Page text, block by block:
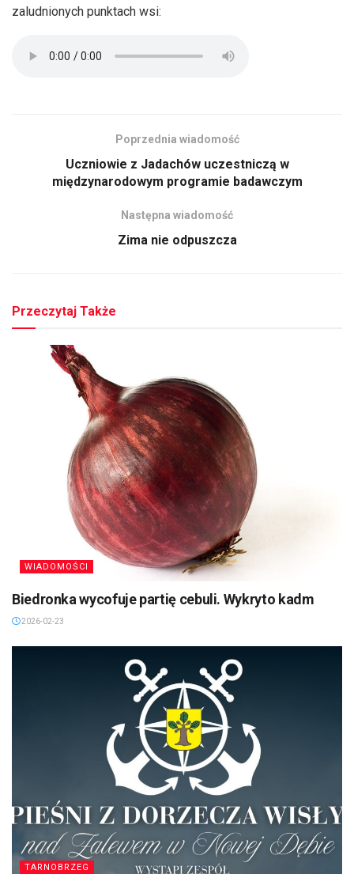
zaludnionych punktach wsi:
Poprzednia wiadomość
Uczniowie z Jadachów uczestniczą w
międzynarodowym programie badawczym
Następna wiadomość
Zima nie odpuszcza
Przeczytaj Także
WIADOMOŚCI
Biedronka wycofuje partię cebuli. Wykryto kadm
2026-02-23
TARNOBRZEG